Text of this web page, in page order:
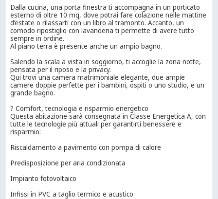
Dalla cucina, una porta finestra ti accompagna in un porticato
esterno di oltre 10 mq, dove potrai fare colazione nelle mattine
d’estate o rilassarti con un libro al tramonto. Accanto, un
comodo ripostiglio con lavanderia ti permette di avere tutto
sempre in ordine.
Al piano terra è presente anche un ampio bagno.
Salendo la scala a vista in soggiorno, ti accoglie la zona notte,
pensata per il riposo e la privacy.
Qui trovi una camera matrimoniale elegante, due ampie
camere doppie perfette per i bambini, ospiti o uno studio, e un
grande bagno.
? Comfort, tecnologia e risparmio energetico
Questa abitazione sarà consegnata in Classe Energetica A, con
tutte le tecnologie più attuali per garantirti benessere e
risparmio:
Riscaldamento a pavimento con pompa di calore
Predisposizione per aria condizionata
Impianto fotovoltaico
Infissi in PVC a taglio termico e acustico